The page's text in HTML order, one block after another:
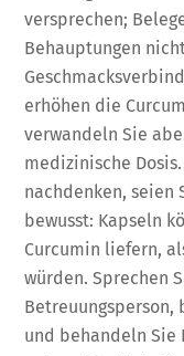
versprechen;
Behauptungen
erhöhen die
verwandeln Sie
medizinische
nachdenken, seien
bewusst: Kapseln
Curcumin liefern,
würden. Sprechen
Betreuungsperson,
und behandeln Sie